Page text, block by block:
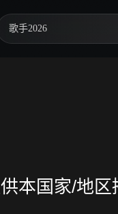
歌手2026
忙忙碌碌寻宝藏2
本国家/地区